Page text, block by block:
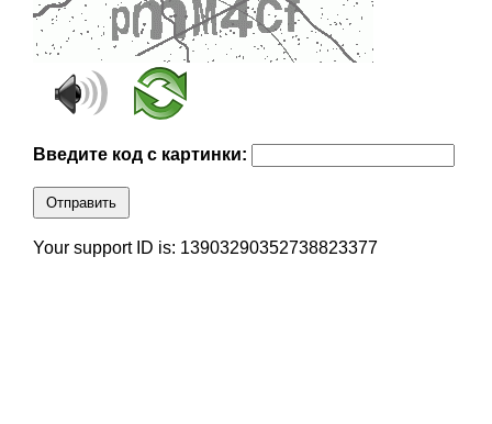
Введите код с картинки:
Отправить
Your support ID is: 13903290352738823377